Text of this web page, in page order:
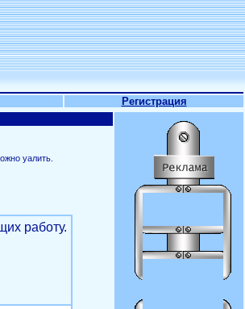
Регистрация
уалить.
работу.